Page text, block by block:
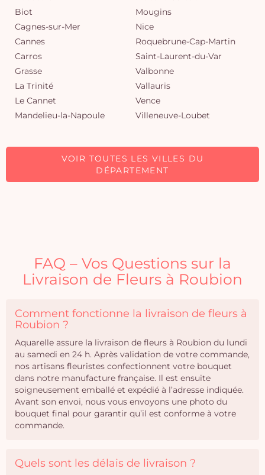
Biot
Cagnes-sur-Mer
Cannes
Carros
Grasse
La Trinité
Le Cannet
Mandelieu-la-Napoule
Mougins
Nice
Roquebrune-Cap-Martin
Saint-Laurent-du-Var
Valbonne
Vallauris
Vence
Villeneuve-Loubet
VOIR TOUTES LES VILLES DU
DÉPARTEMENT
FAQ – Vos Questions sur la
Livraison de Fleurs à Roubion
Comment fonctionne la livraison de fleurs à
Roubion ?
Aquarelle assure la livraison de fleurs à Roubion du lundi
au samedi en 24 h. Après validation de votre commande,
nos artisans fleuristes confectionnent votre bouquet
dans notre manufacture française. Il est ensuite
soigneusement emballé et expédié à l’adresse indiquée.
Avant son envoi, nous vous envoyons une photo du
bouquet final pour garantir qu’il est conforme à votre
commande.
Quels sont les délais de livraison ?